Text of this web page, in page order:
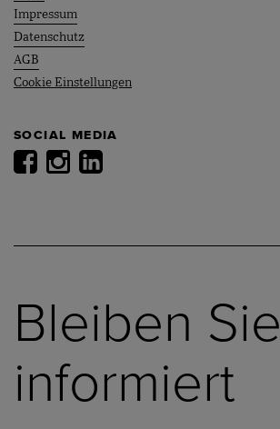
Impressum
Datenschutz
AGB
Cookie Einstellungen
SOCIAL MEDIA
Bleiben Sie
informiert